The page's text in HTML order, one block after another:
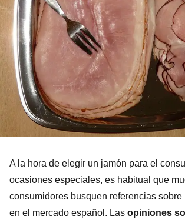
A la hora de elegir un jamón para el
ocasiones especiales, es habitual que
consumidores busquen referencias sobre
en el mercado español. Las opiniones